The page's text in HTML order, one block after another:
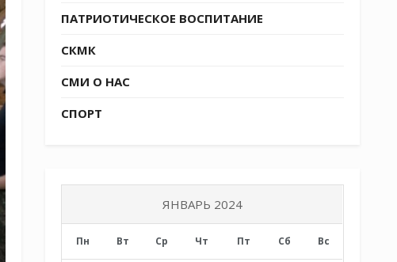
ПАТРИОТИЧЕСКОЕ ВОСПИТАНИЕ
СКМК
СМИ О НАС
СПОРТ
ЯНВАРЬ 2024
Пн Вт Ср Чт Пт Сб Вс